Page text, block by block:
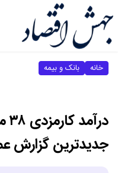
خانه بانک و بیمه
جدیدترین گزارش